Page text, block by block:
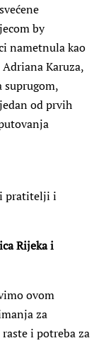
by
nametnula kao
Karuza,
suprugom,
od prvih
pratitelji i
Rijeka i
ovom
za
i potreba za